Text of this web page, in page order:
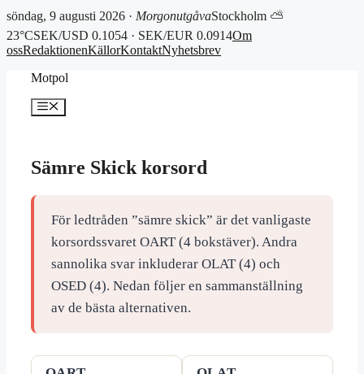
söndag, 9 augusti 2026 · MorgonutgåvaStockholm ⛅
23°CSEK/USD 0.1054 · SEK/EUR 0.0914Om
ossRedaktionenKällorKontaktNyhetsbrev
Motpol
Meny
Sämre Skick korsord
För ledtråden ”sämre skick” är det vanligaste
korsordssvaret OART (4 bokstäver). Andra
sannolika svar inkluderar OLAT (4) och
OSED (4). Nedan följer en sammanställning
av de bästa alternativen.